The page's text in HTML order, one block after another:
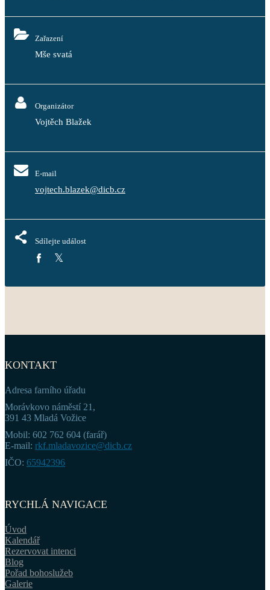
Zařazení
Mše svatá
Organizátor
Vojtěch Blažek
E-mail
vojtech.blazek@dicb.cz
Sdílejte událost
KONTAKT
Adresa farního úřadu
Morávkovo náměstí 21,
391 43 Mladá Vožice
Mobil: 602 762 604 (farář)
E-mail: rkf.mladavozice@dicb.cz
IČO: 65942396
RYCHLÁ NAVIGACE
Úvod
Kalendář
Rezervovat intenci
Blog
Pořad bohoslužeb
Galerie